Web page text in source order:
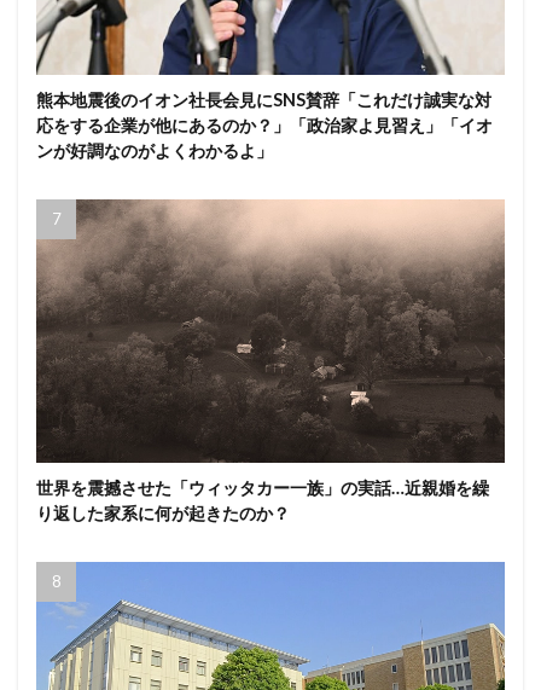
熊本地震後のイオン社長会見にSNS賛辞「これだけ誠実な対
応をする企業が他にあるのか？」「政治家よ見習え」「イオ
ンが好調なのがよくわかるよ」
世界を震撼させた「ウィッタカー一族」の実話…近親婚を繰
り返した家系に何が起きたのか？